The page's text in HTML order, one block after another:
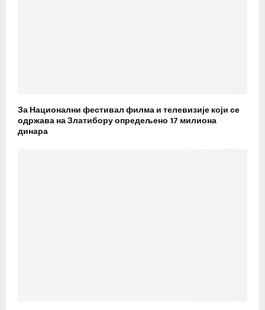
За Национални фестивал филма и телевизије који се
одржава на Златибору опредељено 17 милиона
динара